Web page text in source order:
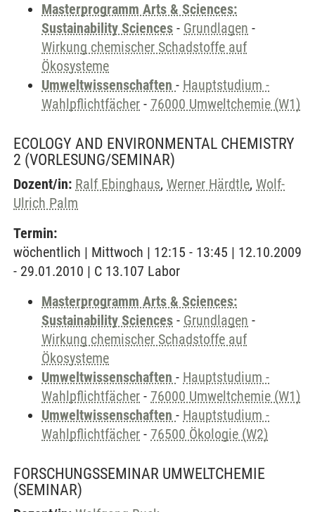
Masterprogramm Arts & Sciences:
Sustainability Sciences - Grundlagen -
Wirkung chemischer Schadstoffe auf
Ökosysteme
Umweltwissenschaften - Hauptstudium -
Wahlpflichtfächer - 76000 Umweltchemie (W1)
ECOLOGY AND ENVIRONMENTAL CHEMISTRY
2 (VORLESUNG/SEMINAR)
Dozent/in: Ralf Ebinghaus, Werner Härdtle, Wolf-
Ulrich Palm
Termin:
wöchentlich | Mittwoch | 12:15 - 13:45 | 12.10.2009
- 29.01.2010 | C 13.107 Labor
Masterprogramm Arts & Sciences:
Sustainability Sciences - Grundlagen -
Wirkung chemischer Schadstoffe auf
Ökosysteme
Umweltwissenschaften - Hauptstudium -
Wahlpflichtfächer - 76000 Umweltchemie (W1)
Umweltwissenschaften - Hauptstudium -
Wahlpflichtfächer - 76500 Ökologie (W2)
FORSCHUNGSSEMINAR UMWELTCHEMIE
(SEMINAR)